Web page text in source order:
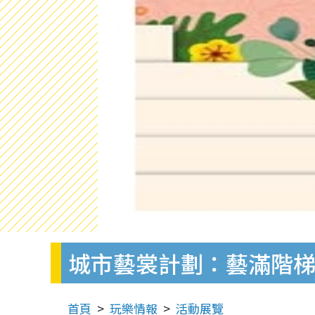
城市藝裳計劃：藝滿階梯
首頁 玩樂情報 活動展覽